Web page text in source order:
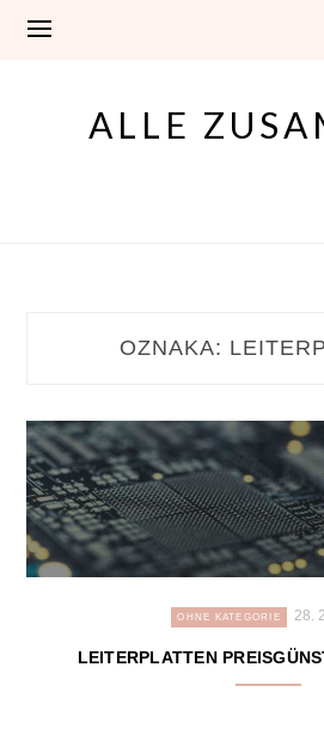
ALLE
OZNAKA:
OHNE KATEGORIE 28.
LEITERPLATTEN